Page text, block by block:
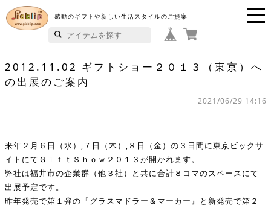
i
c
p
感動のギフトや新しい生活スタイルのご提案
2012.11.02 ギフトショー２０１３（東京）へ
の出展のご案内
2021/06/29 14:16
来年２月６日（水）,７日（木）,８日（金）の３日間に東京ビックサ
イトにてＧｉｆｔＳｈｏｗ２０１３が開かれます。
弊社は福井市の企業群（他３社）と共に合計８コマのスペースにて
出展予定です。
昨年発売で第１弾の『グラスマドラー＆マーカー』と新発売で第２